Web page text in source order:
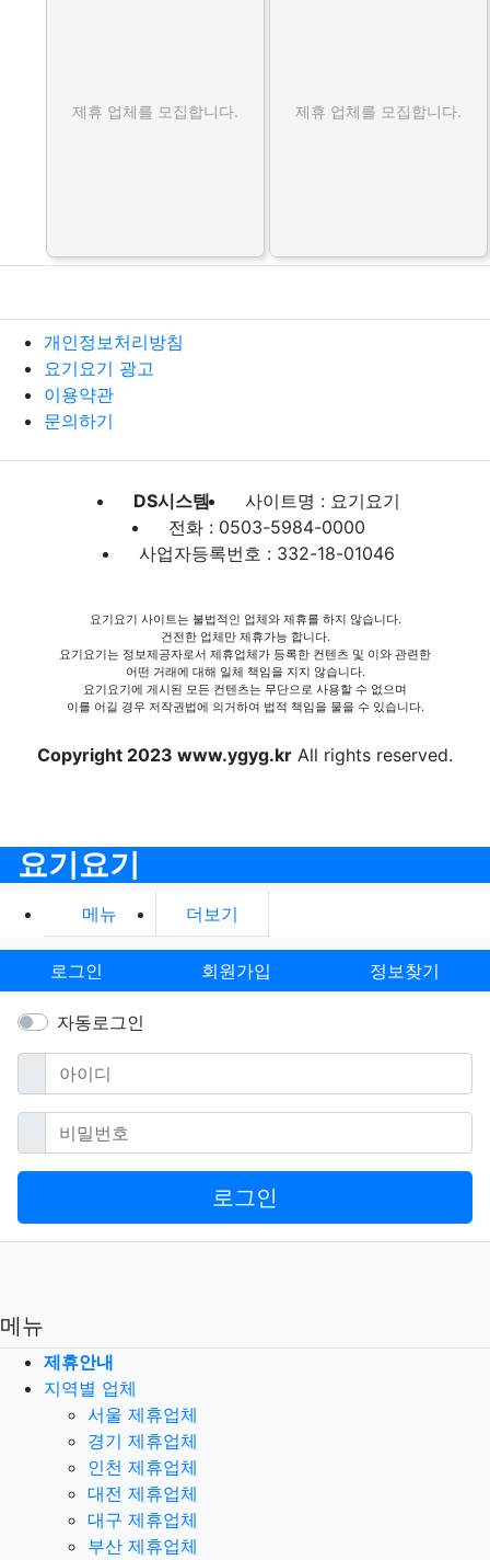
제휴 업체를 모집합니다. 제휴 업체를 모집합니다.
개인정보처리방침
요기요기 광고
이용약관
문의하기
DS시스템
사이트명 : 요기요기
전화 : 0503-5984-0000
사업자등록번호 : 332-18-01046
요기요기 사이트는 불법적인 업체와 제휴를 하지 않습니다.
건전한 업체만 제휴가능 합니다.
요기요기는 정보제공자로서 제휴업체가 등록한 컨텐츠 및 이와 관련한
어떤 거래에 대해 일체 책임을 지지 않습니다.
요기요기에 게시된 모든 컨텐츠는 무단으로 사용할 수 없으며
이를 어길 경우 저작권법에 의거하여 법적 책임을 물을 수 있습니다.
Copyright 2023 www.ygyg.kr All rights reserved.
요기요기
메뉴 더보기
로그인 회원가입 정보찾기
자동로그인
아이디필수
비밀번호필수
로그인
메뉴
제휴안내
지역별 업체
서울 제휴업체
경기 제휴업체
인천 제휴업체
대전 제휴업체
대구 제휴업체
부산 제휴업체